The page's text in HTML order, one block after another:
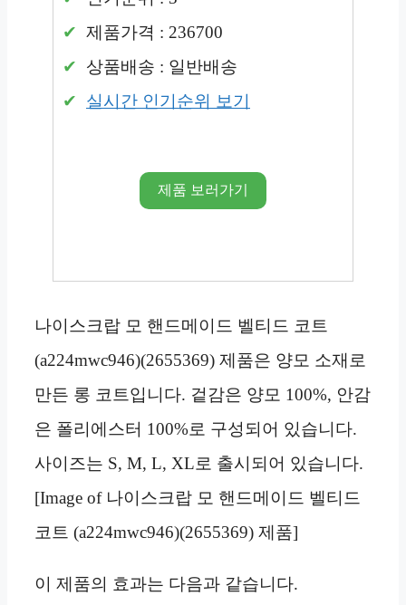
제품가격 : 236700
상품배송 : 일반배송
실시간 인기순위 보기
제품 보러가기
나이스크랍 모 핸드메이드 벨티드 코트
(a224mwc946)(2655369) 제품은 양모 소재로
만든 롱 코트입니다. 겉감은 양모 100%, 안감
은 폴리에스터 100%로 구성되어 있습니다.
사이즈는 S, M, L, XL로 출시되어 있습니다.
[Image of 나이스크랍 모 핸드메이드 벨티드
코트 (a224mwc946)(2655369) 제품]
이 제품의 효과는 다음과 같습니다.